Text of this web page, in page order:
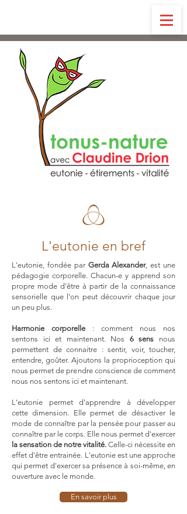
L'eutonie en bref
L'eutonie, fondée par Gerda Alexander, est une
pédagogie corporelle. Chacun-e y apprend son
propre mode d'être à partir de la connaissance
sensorielle que l'on peut découvrir chaque jour
un peu plus.
Harmonie corporelle : comment nous nos
sentons ici et maintenant. Nos 6 sens nous
permettent de connaitre : sentir, voir, toucher,
entendre, goûter. Ajoutons la proprioception qui
nous permet de prendre conscience de comment
nous nos sentons ici et maintenant.
L'eutonie permet d'apprendre à développer
cette dimension. Elle permet de désactiver le
mode de connaître par la pensée pour passer au
connaître par le corps. Elle nous permet d'exercer
la sensation de notre vitalité. Celle-ci nécessite en
effet d'être entrainée. L'eutonie est une approche
qui permet d'exercer sa présence à soi-même, en
ouverture avec le monde.
En savoir plus